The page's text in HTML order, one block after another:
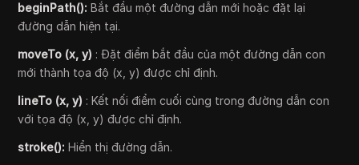
beginPath():Bắt đầu một đường dẫn mới hoặc đặt lại
đường dẫn hiện tại.
moveTo (x, y) : Đặt điểm bắt đầu của một đường dẫn con
mới thành tọa độ (x, y) được chỉ định.
lineTo (x, y) : Kết nối điểm cuối cùng trong đường dẫn con
với tọa độ (x, y) được chỉ định.
stroke():Hiển thị đường dẫn.